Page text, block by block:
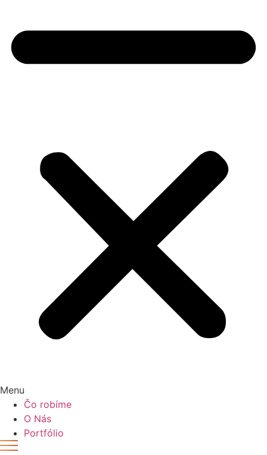
Menu
Čo robíme
O Nás
Portfólio